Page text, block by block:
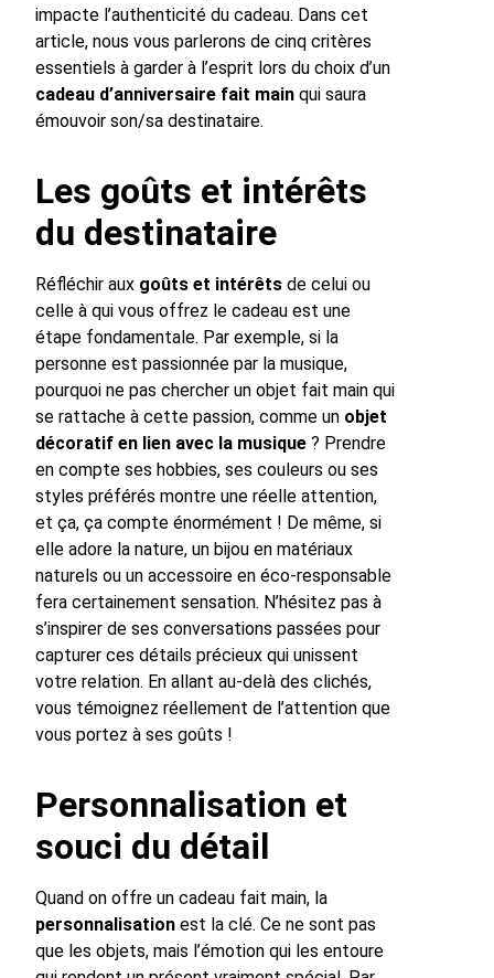
impacte l’authenticité du cadeau. Dans cet
article, nous vous parlerons de cinq critères
essentiels à garder à l’esprit lors du choix d’un
cadeau d’anniversaire fait main qui saura
émouvoir son/sa destinataire.
Les goûts et intérêts
du destinataire
Réfléchir aux goûts et intérêts de celui ou
celle à qui vous offrez le cadeau est une
étape fondamentale. Par exemple, si la
personne est passionnée par la musique,
pourquoi ne pas chercher un objet fait main qui
se rattache à cette passion, comme un objet
décoratif en lien avec la musique ? Prendre
en compte ses hobbies, ses couleurs ou ses
styles préférés montre une réelle attention,
et ça, ça compte énormément ! De même, si
elle adore la nature, un bijou en matériaux
naturels ou un accessoire en éco-responsable
fera certainement sensation. N’hésitez pas à
s’inspirer de ses conversations passées pour
capturer ces détails précieux qui unissent
votre relation. En allant au-delà des clichés,
vous témoignez réellement de l’attention que
vous portez à ses goûts !
Personnalisation et
souci du détail
Quand on offre un cadeau fait main, la
personnalisation est la clé. Ce ne sont pas
que les objets, mais l’émotion qui les entoure